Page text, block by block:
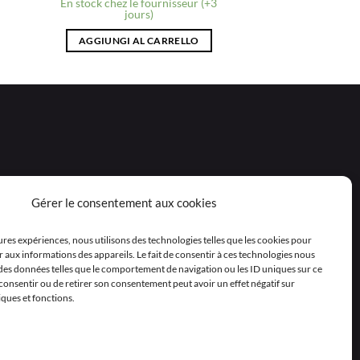
Gérer le consentement aux cookies
expériences, nous utilisons des technologies telles que les cookies pour
aux informations des appareils. Le fait de consentir à ces technologies nous
données telles que le comportement de navigation ou les ID uniques sur ce
consentir ou de retirer son consentement peut avoir un effet négatif sur
et fonctions.
En stock chez le fournisseur (+3
jours)
AGGIUNGI AL CARRELLO